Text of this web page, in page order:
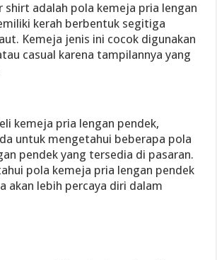
shirt adalah pola kemeja pria lengan
kerah berbentuk segitiga
Kemeja jenis ini cocok digunakan
casual karena tampilannya yang
kemeja pria lengan pendek,
untuk mengetahui beberapa pola
pendek yang tersedia di pasaran.
pola kemeja pria lengan pendek
akan lebih percaya diri dalam